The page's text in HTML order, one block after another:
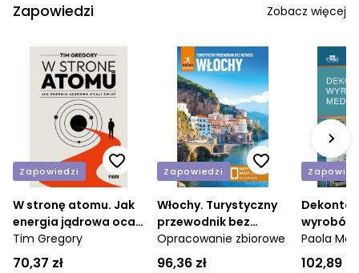
Zapowiedzi Zobacz więcej
Zapowiedzi
W stronę atomu. Jak
energia jądrowa ocali
świat
Tim Gregory
70,37 zł
Zapowiedzi
Włochy. Turystyczny
przewodnik bez
retuszu
Opracowanie zbiorowe
96,36 zł
wyrobów
Paola
Cian
102,89 zł